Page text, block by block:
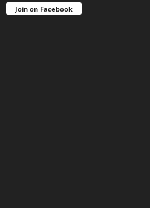
Join on Facebook